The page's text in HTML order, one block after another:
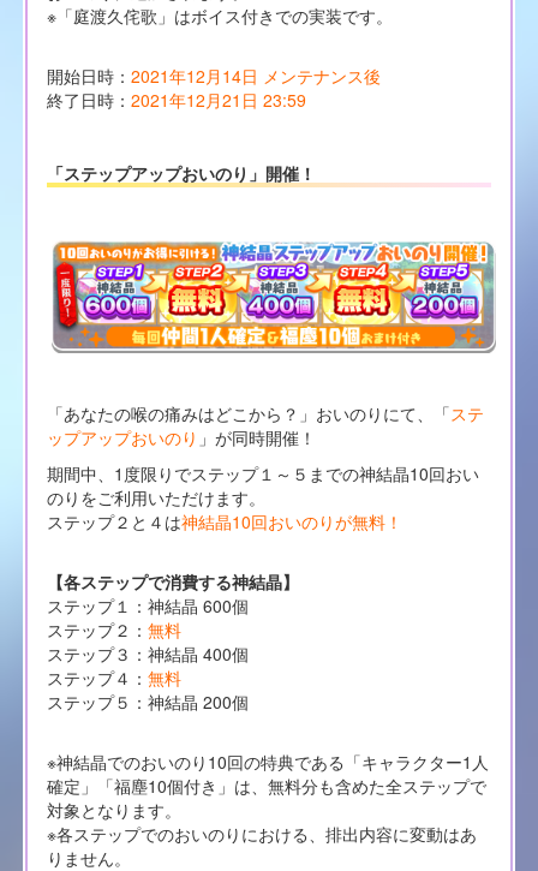
※「庭渡久侘歌」はボイス付きでの実装です。
開始日時： 2021年12月14日 メンテナンス後
終了日時： 2021年12月21日 23:59
「ステップアップおいのり」開催！
「あなたの喉の痛みはどこから？」おいのりにて、「ステ
ップアップおいのり 」が同時開催！
期間中、1度限りでステップ１～５までの神結晶10回おい
のりをご利用いただけます。
ステップ２と４は神結晶10回おいのりが無料！
【各ステップで消費する神結晶】
ステップ１：神結晶 600個
ステップ２： 無料
ステップ３：神結晶 400個
ステップ４： 無料
ステップ５：神結晶 200個
※神結晶でのおいのり10回の特典である「キャラクター1人
確定」「福塵10個付き」は、無料分も含めた全ステップで
対象となります。
※各ステップでのおいのりにおける、排出内容に変動はあ
りません。